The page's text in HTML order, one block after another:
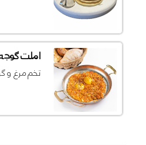
املت
تخم مرغ و